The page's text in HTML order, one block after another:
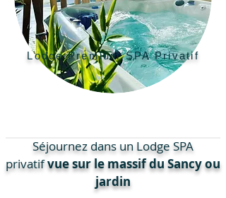
Lodge Premium SPA Privatif
Séjournez dans un Lodge SPA
privatifvue sur le massif du Sancy ou
jardin